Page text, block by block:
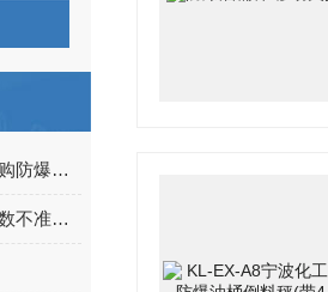
化工厂企业采购如何选购防爆电子秤
耀华防爆台秤在遇到读数不准时该如何进行调试呢